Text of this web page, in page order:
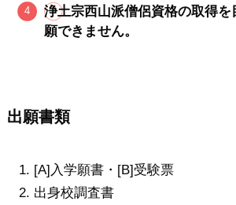
浄土宗西山派僧侶資格の取得を
願できません。
出願書類
[A]入学願書・[B]受験票
出身校調査書